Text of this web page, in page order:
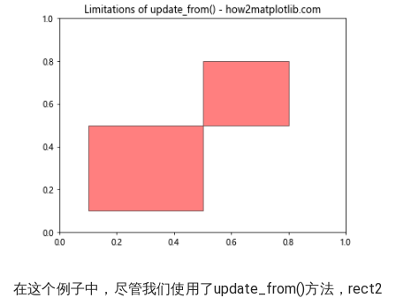
在这个例子中，尽管我们使用了update_from()方法，rect2